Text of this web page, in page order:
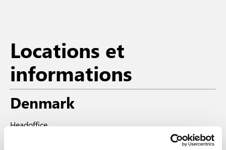
Locations et
informations
Denmark
Headoffice